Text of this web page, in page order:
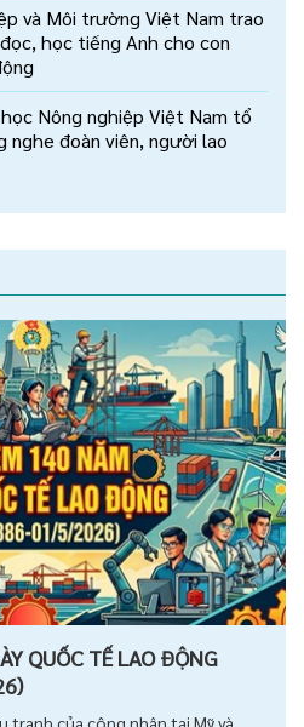
và Môi trường Việt Nam trao
học tiếng Anh cho con
Nông nghiệp Việt Nam tổ
nghe đoàn viên, người lao
QUỐC TẾ LAO ĐỘNG
tranh của công nhân tại Mỹ và